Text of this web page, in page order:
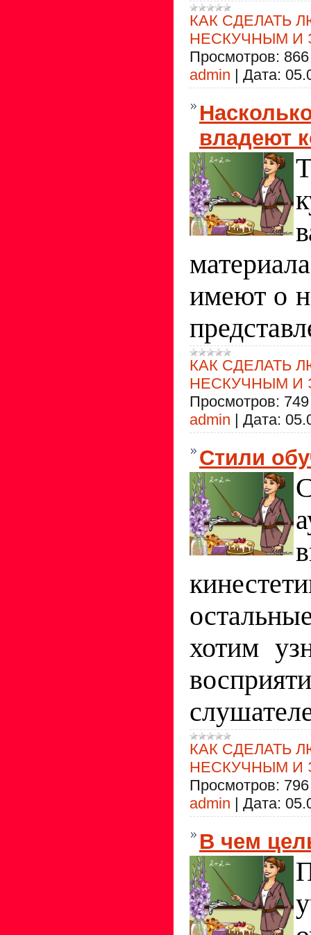
КАК СДЕЛАТЬ
НЕСКУЧНЫМ И
Просмотров: 866
admin | Дата:
владеют
имеют о
КАК СДЕЛАТЬ
НЕСКУЧНЫМ И
Просмотров: 749
admin | Дата:
Стили
хотим
КАК СДЕЛАТЬ
НЕСКУЧНЫМ И
Просмотров: 796
admin | Дата:
В чем